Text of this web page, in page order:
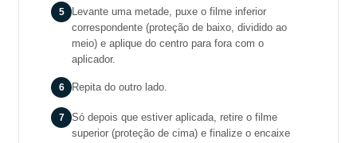
5
Levante uma metade, puxe o filme inferior
correspondente (proteção de baixo, dividido ao
meio) e aplique do centro para fora com o
aplicador.
6 Repita do outro lado.
7
Só depois que estiver aplicada, retire o filme
superior (proteção de cima) e finalize o encaixe